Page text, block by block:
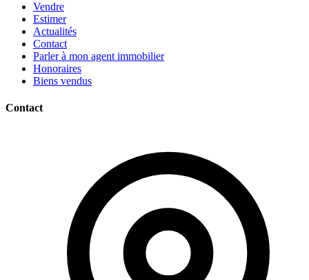
Vendre
Estimer
Actualités
Contact
Parler à mon agent immobilier
Honoraires
Biens vendus
Contact